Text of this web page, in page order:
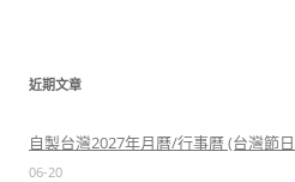
近期文章
自製台灣2027年月曆/行事曆 (台灣節
06-20